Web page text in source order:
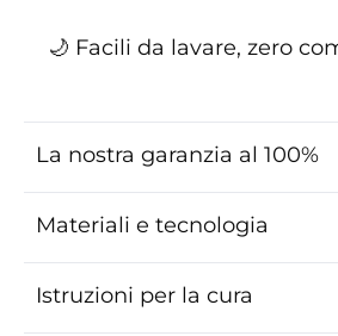
🌙 Facili da lavare, zero
La nostra garanzia al 100%
Materiali e tecnologia
Istruzioni per la cura